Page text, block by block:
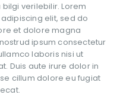
bilgi verilebilir. Lorem
elit, sed do
et dolore magna
ipsum consectetur
laboris nisi ut
Duis aute irure dolor in
cillum dolore eu fugiat